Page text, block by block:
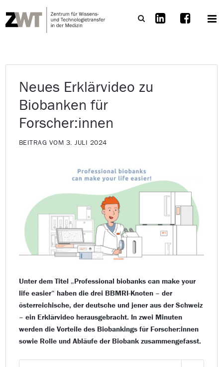
Neues Erklärvideo zu
Biobanken für
Forscher:innen
BEITRAG VOM 3. JULI 2024
Unter dem Titel „Professional biobanks can make your
life easier“ haben die drei BBMRI-Knoten – der
österreichische, der deutsche und jener aus der Schweiz
– ein Erklärvideo herausgebracht. In zwei Minuten
werden die Vorteile des Biobankings für Forscher:innen
sowie Rolle und Abläufe der Biobank zusammengefasst.